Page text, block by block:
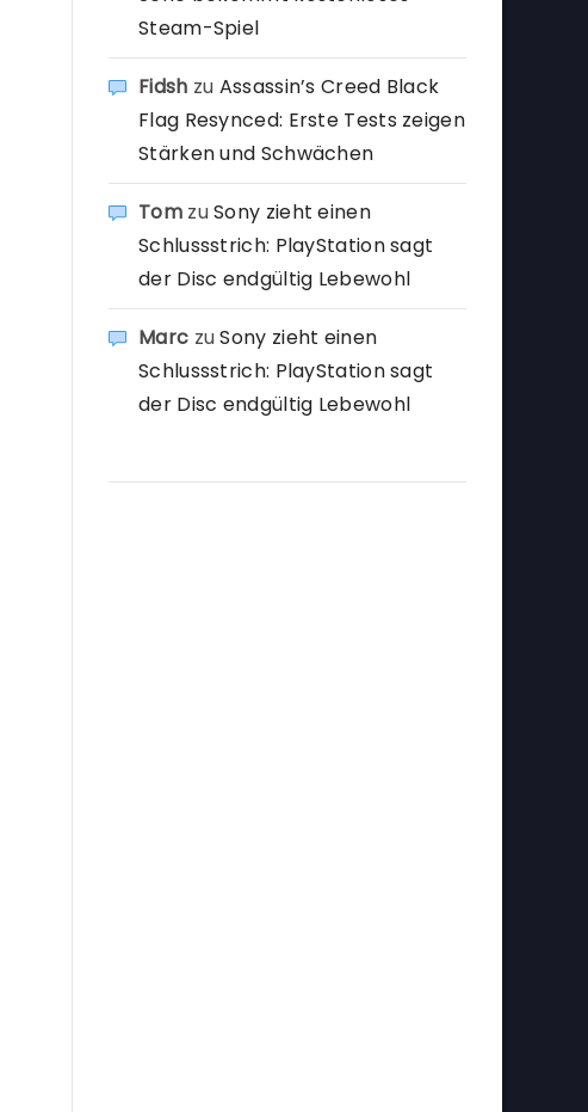
Steam-Spiel
Fidsh zu Assassin’s Creed Black
Flag Resynced: Erste Tests zeigen
Stärken und Schwächen
TomzuSony zieht einen
Schlussstrich: PlayStation sagt
der Disc endgültig Lebewohl
Marc zuSony zieht einen
Schlussstrich: PlayStation sagt
der Disc endgültig Lebewohl